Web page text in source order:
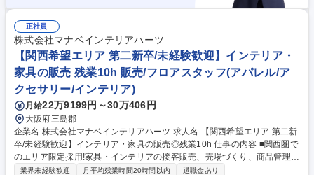
正社員
株式会社マナベインテリアハーツ
【関西希望エリア 第二新卒/未経験歓迎】インテリア・
家具の販売 残業10h 販売/フロアスタッフ(アパレル/ア
クセサリー/インテリア)
月給22万9199円～30万406円
大阪府三島郡
企業名 株式会社マナベインテリアハーツ 求人名 【関西希望エリア 第二新
卒/未経験歓迎】インテリア・家具の販売◎残業10h 仕事の内容 ■関西圏で
のエリア限定採用!家具・インテリアの接客販売、売場づくり、商品管理な
ど店舗運営業務全般をお任せします。他のお店よりもフロアスタッフを多
業界未経験歓迎 月平均残業時間20時間以内 退職金あり